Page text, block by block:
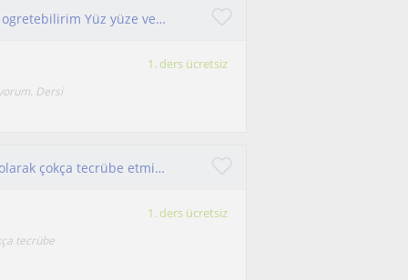
Evet. İngilizce öğreniyorum Yabancılara Türkçe ogretebilirim Yüz yüze veya online olabilir. Mersin in Silifke ilçesinde yaşıyor
1. ders ücretsiz
Dersi
YDT VE YDS sınav gruplarını online ve yüzyüze olarak çokça tecrübe etmiş ve her yaştan öğrenciye eğitim verebilecek işini severek yapan bir öğretmen 😊
1. ders ücretsiz
tecrübe